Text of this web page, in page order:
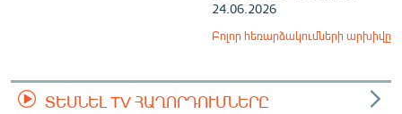
24.06.2026
Բոլոր հեռարձակումների արխիվը
ՏԵՍՆԵԼ TV ՀԱՂՈՐԴՈՒՄՆԵՐԸ